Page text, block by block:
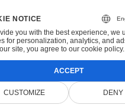
NOTICE
you with the best experience, we
for personalization, analytics, and
site, you agree to our cookie policy.
ACCEPT
CUSTOMIZE DENY
NOTICE
you with the best experience, we
for personalization, analytics, and
site, you agree to our cookie policy.
ACCEPT
CUSTOMIZE DENY